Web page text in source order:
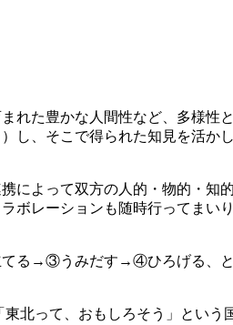
た豊かな人間性など、多様性
し、そこで得られた知見を活か
によって双方の人的・物的・知
ボレーションも随時行ってまいり
る→③うみだす→④ひろげる、と
北って、おもしろそう」という